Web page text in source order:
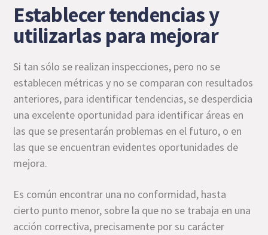
Establecer tendencias y
utilizarlas para mejorar
Si tan sólo se realizan inspecciones, pero no se
establecen métricas y no se comparan con resultados
anteriores, para identificar tendencias, se desperdicia
una excelente oportunidad para identificar áreas en
las que se presentarán problemas en el futuro, o en
las que se encuentran evidentes oportunidades de
mejora.
Es común encontrar una no conformidad, hasta
cierto punto menor, sobre la que no se trabaja en una
acción correctiva, precisamente por su carácter